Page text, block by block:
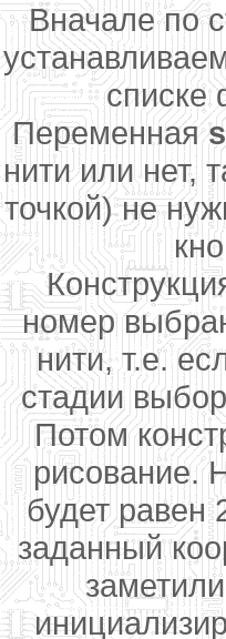
Вначале по
списке
Переменная
нити или нет,
точкой) не
номер
нити, т.е.
стадии
Потом
рисование.
будет равен
заданный